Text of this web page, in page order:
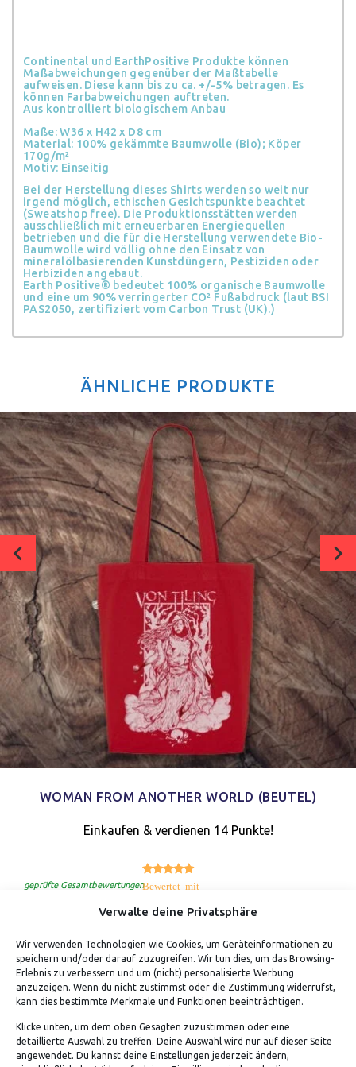
Verwalte deine Privatsphäre
Wir verwenden Technologien wie Cookies, um Geräteinformationen zu
speichern und/oder darauf zuzugreifen. Wir tun dies, um das Browsing-
Erlebnis zu verbessern und um (nicht) personalisierte Werbung
anzuzeigen. Wenn du nicht zustimmst oder die Zustimmung widerrufst,
kann dies bestimmte Merkmale und Funktionen beeinträchtigen.
Klicke unten, um dem oben Gesagten zuzustimmen oder eine
detaillierte Auswahl zu treffen. Deine Auswahl wird nur auf dieser Seite
angewendet. Du kannst deine Einstellungen jederzeit ändern,
Continental und EarthPositive Produkte können
Maßabweichungen gegenüber der Maßtabelle
aufweisen. Diese kann bis zu ca. +/-5% betragen. Es
können Farbabweichungen auftreten.
Aus kontrolliert biologischem Anbau
Maße: W36 x H42 x D8 cm
Material: 100% gekämmte Baumwolle (Bio); Köper
170g/m²
Motiv: Einseitig
Bei der Herstellung dieses Shirts werden so weit nur
irgend möglich, ethischen Gesichtspunkte beachtet
(Sweatshop free). Die Produktionsstätten werden
ausschließlich mit erneuerbaren Energiequellen
betrieben und die für die Herstellung verwendete Bio-
Baumwolle wird völlig ohne den Einsatz von
mineralölbasierenden Kunstdüngern, Pestiziden oder
Herbiziden angebaut.
Earth Positive® bedeutet 100% organische Baumwolle
und eine um 90% verringerter CO² Fußabdruck (laut BSI
PAS2050, zertifiziert vom Carbon Trust (UK).)
ÄHNLICHE PRODUKTE
WOMAN FROM ANOTHER WORLD (BEUTEL)
Einkaufen & verdienen 14 Punkte!
Bewertet mit
geprüfte Gesamtbewertungen
ADRESSE